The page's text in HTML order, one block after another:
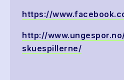
https://
http://
skuespillerne/